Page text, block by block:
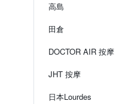
高島
田倉
DOCTOR AIR 按摩
JHT 按摩
日本Lourdes